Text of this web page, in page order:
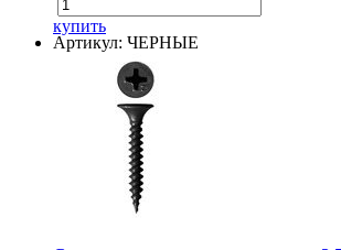
купить
Артикул: ЧЕРНЫЕ